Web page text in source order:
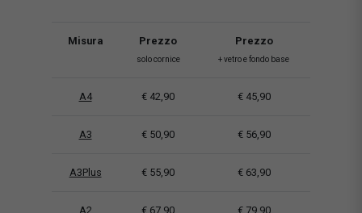
Misura Prezzo
solo cornice
Prezzo
+ vetro e fondo base
A4 € 42,90 € 45,90
A3 € 50,90 € 56,90
A3Plus € 55,90 € 63,90
A2 € 67,90 € 79,90